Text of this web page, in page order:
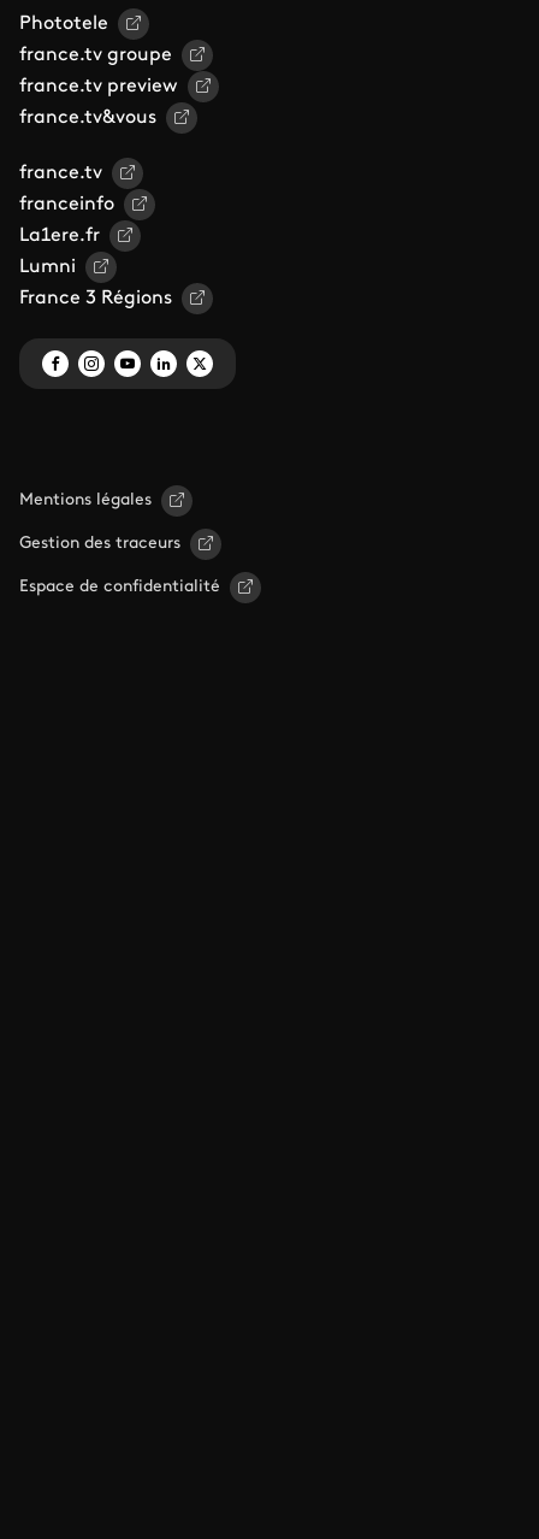
Phototele
france.tv groupe
france.tv preview
france.tv&vous
france.tv
franceinfo
La1ere.fr
Lumni
France 3 Régions
Mentions légales
Gestion des traceurs
Espace de confidentialité